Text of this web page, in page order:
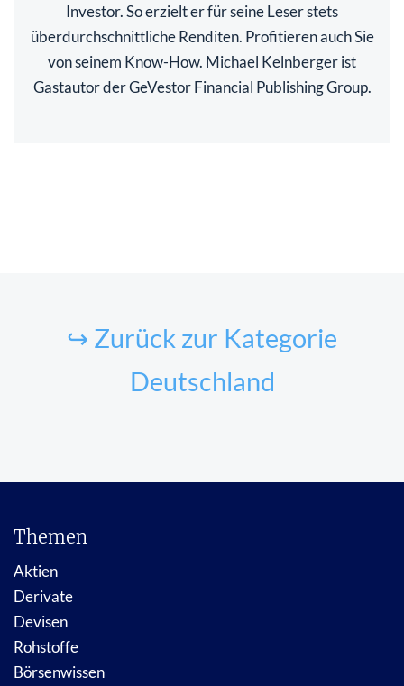
Investor. So erzielt er für seine Leser stets
überdurchschnittliche Renditen. Profitieren auch Sie
von seinem Know-How. Michael Kelnberger ist
Gastautor der GeVestor Financial Publishing Group.
↪ Zurück zur Kategorie
Deutschland
Themen
Aktien
Derivate
Devisen
Rohstoffe
Börsenwissen